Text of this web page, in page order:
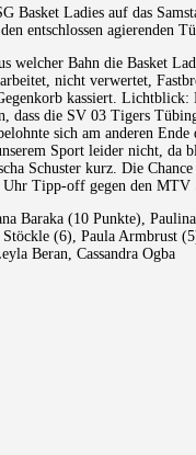
Basket Ladies auf das
entschlossen agierenden
welcher Bahn die Basket
nicht verwertet,
kassiert.
dass die SV 03 Tigers
sich am anderen
Sport leider nicht, da
Schuster kurz. Die
Uhr Tipp-off gegen den
Baraka (10 Punkte),
Stöckle (6), Paula Armbrust
Beran, Cassandra Ogba